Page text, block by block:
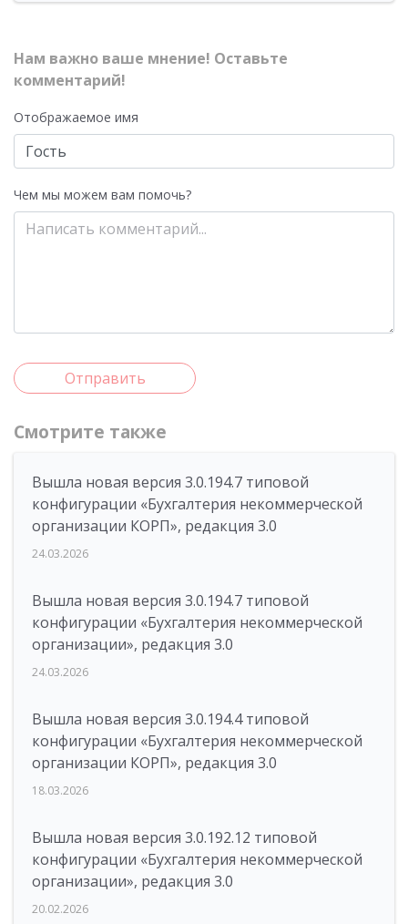
Нам важно ваше мнение! Оставьте
комментарий!
Отображаемое имя
Чем мы можем вам помочь?
Отправить
Смотрите также
Вышла новая версия 3.0.194.7 типовой
конфигурации «Бухгалтерия некоммерческой
организации КОРП», редакция 3.0
24.03.2026
Вышла новая версия 3.0.194.7 типовой
конфигурации «Бухгалтерия некоммерческой
организации», редакция 3.0
24.03.2026
Вышла новая версия 3.0.194.4 типовой
конфигурации «Бухгалтерия некоммерческой
организации КОРП», редакция 3.0
18.03.2026
Вышла новая версия 3.0.192.12 типовой
конфигурации «Бухгалтерия некоммерческой
организации», редакция 3.0
20.02.2026